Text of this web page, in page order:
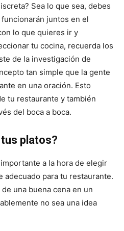
Sea lo que sea, debes
juntos en el
lo que quieres ir y
tu cocina, recuerda los
de la investigación de
tan simple que la gente
en una oración. Esto
tu restaurante y también
del boca a boca.
platos?
a la hora de elegir
adecuado para tu restaurante.
una buena cena en un
no sea una idea